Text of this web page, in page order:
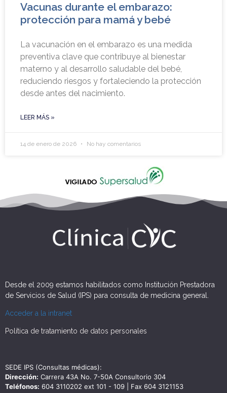
Vacunas durante el embarazo:
protección para mamá y bebé
La vacunación en el embarazo es una medida
preventiva clave que contribuye al bienestar
materno y al desarrollo saludable del bebé,
reduciendo riesgos y fortaleciendo la protección
desde antes del nacimiento.
LEER MÁS »
14 de enero de 2026 No hay comentarios
Desde el 2009 estamos habilitados como Institución Prestadora
de Servicios de Salud (IPS) para consulta de medicina general.
Acceder a la intranet
Política de tratamiento de datos personales
SEDE IPS (Consultas médicas):
Dirección: Carrera 43A No. 7-50A Consultorio 304
Teléfonos: 604 3110202 ext 101 - 109 | Fax 604 3121153